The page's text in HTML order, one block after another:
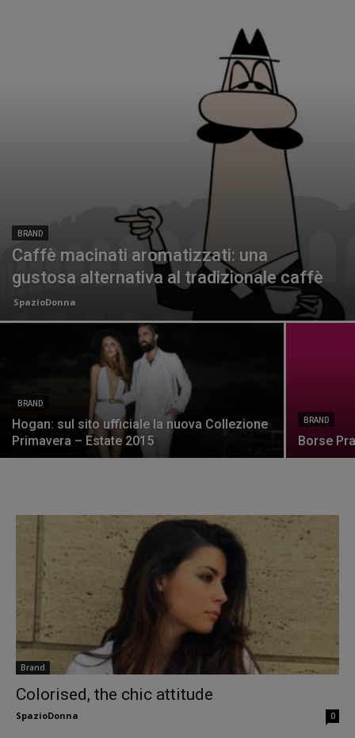
BRAND
Caffè macinati aromatizzati: una
gustosa alternativa al tradizionale caffè
SpazioDonna
BRAND
Hogan: sul sito ufficiale la nuova Collezione
Primavera – Estate 2015
BRAND
Borse
Brand
Colorised, the chic attitude
SpazioDonna 0